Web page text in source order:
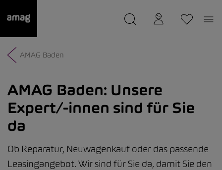
wurde als Ihre Garage gespeichert.
AMAG Baden
AMAG Baden: Unsere
Expert/-innen sind für Sie
da
Ob Reparatur, Neuwagenkauf oder das passende
Leasingangebot. Wir sind für Sie da, damit Sie den